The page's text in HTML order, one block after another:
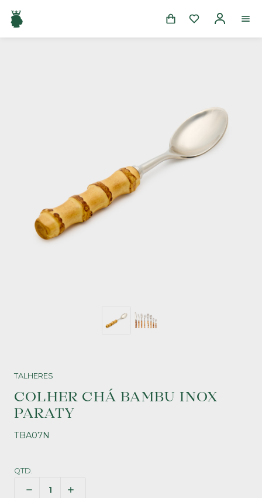
TALHERES
COLHER CHÁ BAMBU INOX
PARATY
TBA07N
QTD.